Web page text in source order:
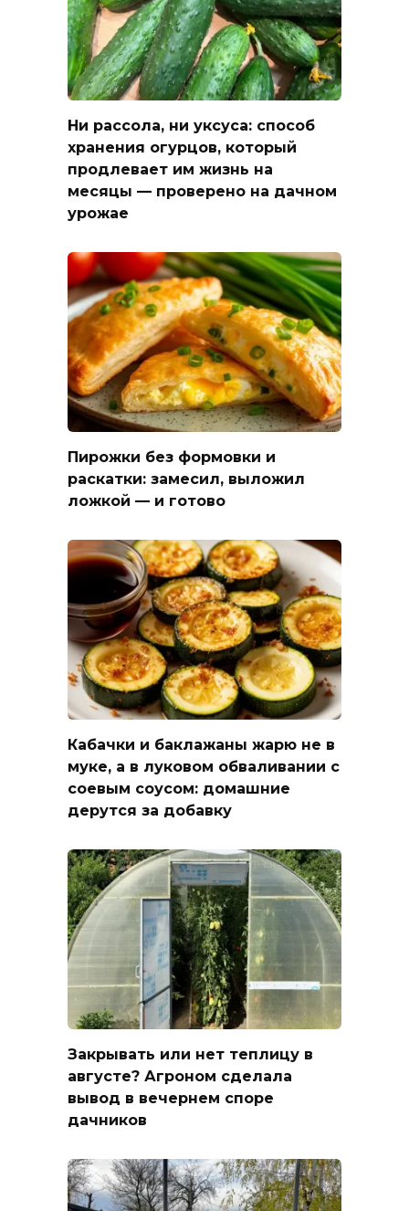
Ни рассола, ни уксуса: способ
хранения огурцов, который
продлевает им жизнь на
месяцы — проверено на дачном
урожае
Пирожки без формовки и
раскатки: замесил, выложил
ложкой — и готово
Кабачки и баклажаны жарю не в
муке, а в луковом обваливании с
соевым соусом: домашние
дерутся за добавку
Закрывать или нет теплицу в
августе? Агроном сделала
вывод в вечернем споре
дачников